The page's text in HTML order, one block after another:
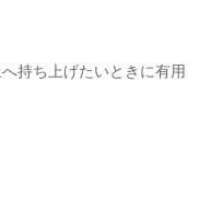
持ち上げたいときに有用